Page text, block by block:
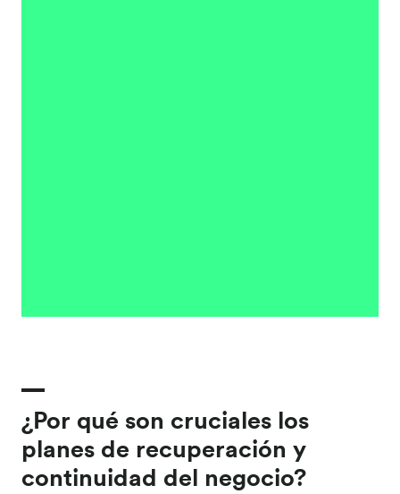
¿Por qué son cruciales los
planes de recuperación y
continuidad del negocio?